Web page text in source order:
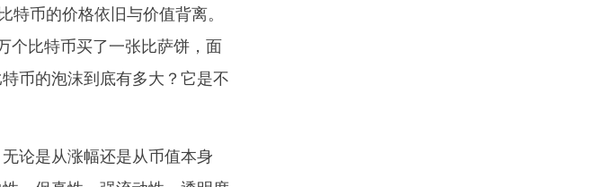
币的价格依旧与价值背离。
个比特币买了一张比萨饼，面
币的泡沫到底有多大？它是不
论是从涨幅还是从币值本身